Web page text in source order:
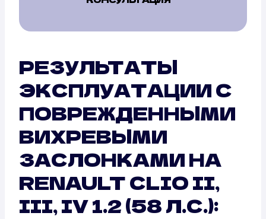
РЕЗУЛЬТАТЫ
ЭКСПЛУАТАЦИИ С
ПОВРЕЖДЕННЫМИ
ВИХРЕВЫМИ
ЗАСЛОНКАМИ НА
RENAULT CLIO II,
III, IV 1.2 (58 Л.С.):